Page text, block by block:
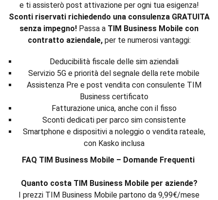
e ti assisterò post attivazione per ogni tua esigenza!
Sconti riservati richiedendo una consulenza GRATUITA
senza impegno! Passa a TIM Business Mobile con
contratto aziendale,per te numerosi vantaggi:
Deducibilità fiscale delle sim aziendali
Servizio 5G e priorità del segnale della rete mobile
Assistenza Pre e post vendita con consulente TIM
Business certificato
Fatturazione unica, anche con il fisso
Sconti dedicati per parco sim consistente
Smartphone e dispositivi a noleggio o vendita rateale,
con Kasko inclusa
FAQ TIM Business Mobile – Domande Frequenti
Quanto costa TIM Business Mobile per aziende?
I prezzi TIM Business Mobile partono da 9,99€/mese